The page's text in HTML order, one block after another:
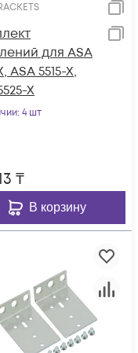
для ASA
ASA 5515-X,
X
: 4 шт
₸
В корзину